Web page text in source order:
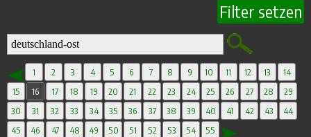
Filter setzen
1 2 3 4 5 6 7 8 9 10 11 12 13
14
15
16 17 18 19 20 21 22 23 24 25 26 27 28
29
30
31 32 33 34 35 36 37 38 39 40 41 42 43
44
45
46 47 48 49 50 51 52 53 54 55